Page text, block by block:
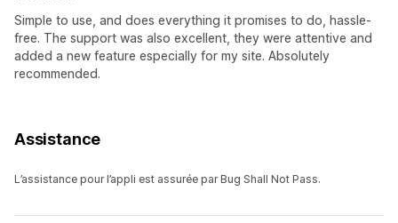
Simple to use, and does everything it promises to do, hassle-
free. The support was also excellent, they were attentive and
added a new feature especially for my site. Absolutely
recommended.
Assistance
L’assistance pour l’appli est assurée par Bug Shall Not Pass.